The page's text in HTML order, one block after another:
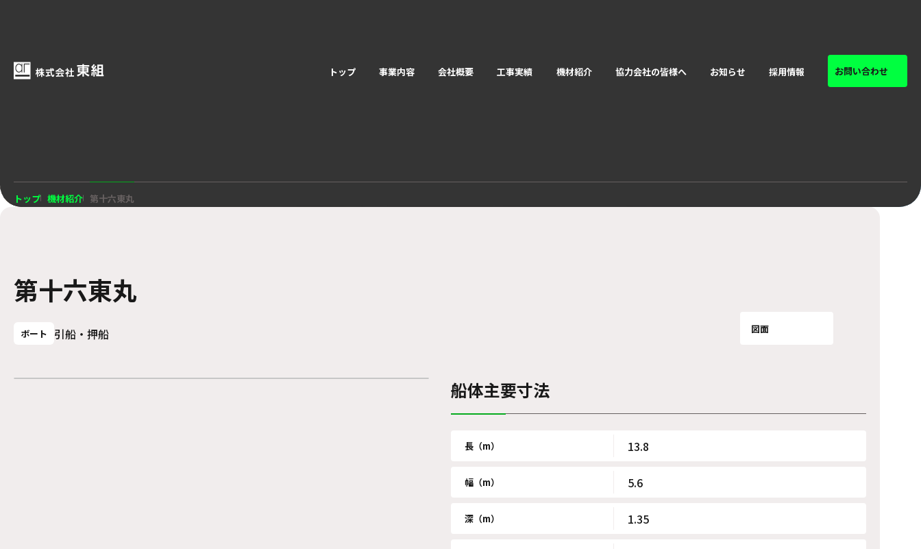
トップ 事業内容 会社概要 工事実績 機材紹介 協力会社の皆様へ お知らせ 採用情報 お問い合わせ
トップ 機材紹介 第十六東丸
第十六東丸
ボート 引船・押船 図面
船体主要寸法
長（m） 13.8
幅（m） 5.6
深（m） 1.35